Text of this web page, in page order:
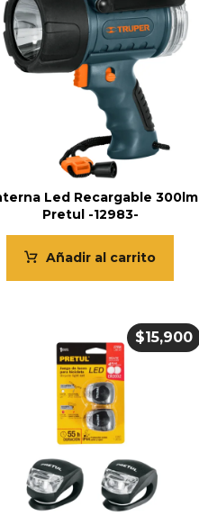
Led Recargable 300lm
Pretul -12983-
Añadir al carrito
$15,900